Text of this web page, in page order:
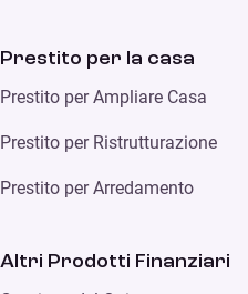
Prestito per la casa
Prestito per Ampliare Casa
Prestito per Ristrutturazione
Prestito per Arredamento
Altri Prodotti Finanziari